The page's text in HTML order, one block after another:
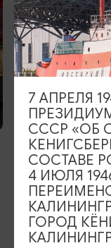
КУЛЬТУРНЫЙ
Музей
Зеленоградск,
ИЩИТЕ
7 АПРЕЛЯ
СССР «ОБ
СОСТАВЕ
4 ИЮЛЯ
ГОРОД